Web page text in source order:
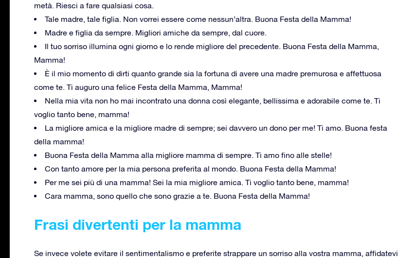
metà. Riesci a fare qualsiasi cosa.
Tale madre, tale figlia. Non vorrei essere come nessun’altra. Buona Festa della Mamma!
Madre e figlia da sempre. Migliori amiche da sempre, dal cuore.
Il tuo sorriso illumina ogni giorno e lo rende migliore del precedente. Buona Festa della Mamma,
Mamma!
È il mio momento di dirti quanto grande sia la fortuna di avere una madre premurosa e affettuosa
come te. Ti auguro una felice Festa della Mamma, Mamma!
Nella mia vita non ho mai incontrato una donna così elegante, bellissima e adorabile come te. Ti
voglio tanto bene, mamma!
La migliore amica e la migliore madre di sempre; sei davvero un dono per me! Ti amo. Buona festa
della mamma!
Buona Festa della Mamma alla migliore mamma di sempre. Ti amo fino alle stelle!
Con tanto amore per la mia persona preferita al mondo. Buona Festa della Mamma!
Per me sei più di una mamma! Sei la mia migliore amica. Ti voglio tanto bene, mamma!
Cara mamma, sono quello che sono grazie a te. Buona Festa della Mamma!
Frasi divertenti per la mamma
Se invece volete evitare il sentimentalismo e preferite strappare un sorriso alla vostra mamma, affidatevi